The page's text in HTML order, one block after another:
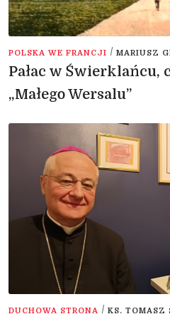
POLSKA WE FRANCJI / MARIUSZ
Pałac w Świerklańcu,
„Małego Wersalu”
DUCHOWA STRONA / KS. TOMASZ